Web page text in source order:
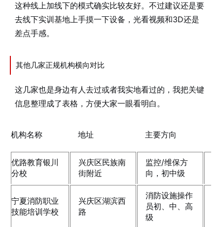
这种线上加线下的模式确实比较友好。不过建议还是要
去线下实训基地上手摸一下设备，光看视频和3D还是
差点手感。
其他几家正规机构横向对比
这几家也是身边有人去过或者我实地看过的，我把关键
信息整理成了表格，方便大家一眼看明白。
机构名称 地址 主要方向
优路教育银川
分校
兴庆区民族南
街附近
监控/维保方
向，初中级
宁夏消防职业
技能培训学校
兴庆区湖滨西
路
消防设施操作
员初、中、高
级